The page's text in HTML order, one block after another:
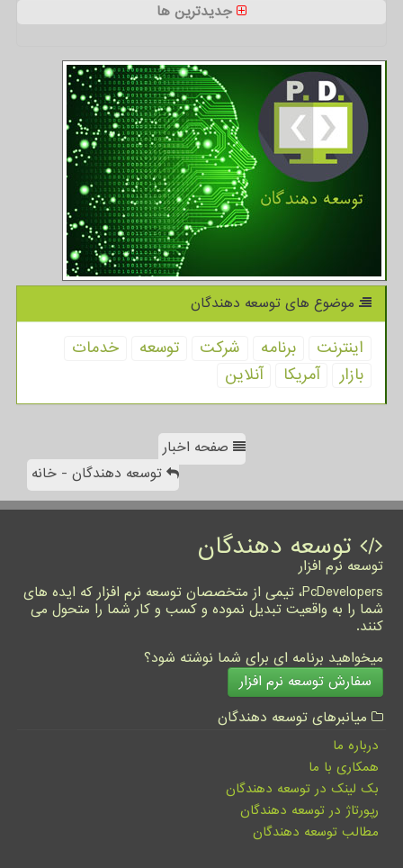
جدیدترین ها
موضوع های توسعه دهندگان
اینترنت برنامه شركت توسعه
خدمات
بازار
آمریكا آنلاین
صفحه اخبار
توسعه دهندگان - خانه
توسعه دهندگان
توسعه نرم افزار
PcDevelopers، تیمی از متخصصان توسعه نرم افزار که ایده های
شما را به واقعیت تبدیل نموده و کسب و کار شما را متحول می
کنند.
میخواهید برنامه ای برای شما نوشته شود؟
سفارش توسعه نرم افزار
میانبرهای توسعه دهندگان
درباره ما
همکاری با ما
بک لینک در توسعه دهندگان
رپورتاژ در توسعه دهندگان
مطالب توسعه دهندگان